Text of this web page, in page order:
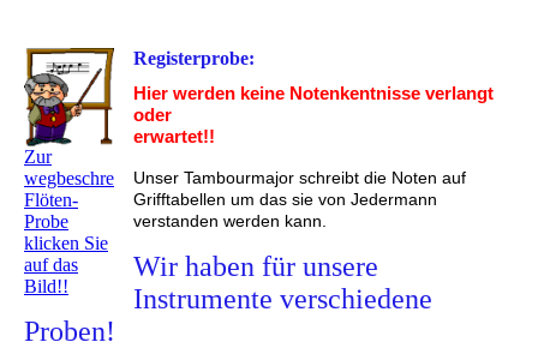
Zur
wegbeschreibung
Flöten-
Probe
klicken Sie
auf das
Bild!!
Registerprobe:
Hier werden keine Notenkentnisse verlangt
oder
erwartet!!
Unser Tambourmajor schreibt die Noten auf
Grifftabellen um das sie von Jedermann
verstanden werden kann.
Wir haben für unsere
Instrumente verschiedene
Proben!